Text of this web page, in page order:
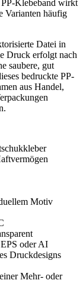
PP-Klebeband wirkt
Varianten häufig
Datei in
Druck erfolgt nach
saubere, gut
bedruckte PP-
aus Handel,
Motiv
oder AI
Druckdesigns
Mehr- oder